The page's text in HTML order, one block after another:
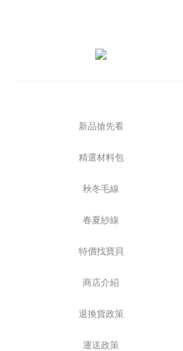
新品搶先看
精選材料包
秋冬毛線
春夏紗線
特價找寶貝
商店介紹
退換貨政策
運送政策